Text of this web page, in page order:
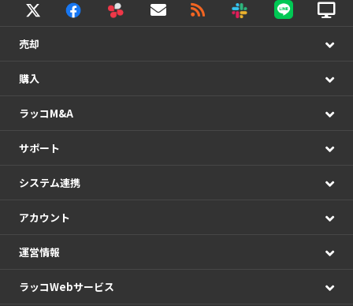
売却
購入
ラッコM&A
サポート
システム連携
アカウント
運営情報
ラッコWebサービス